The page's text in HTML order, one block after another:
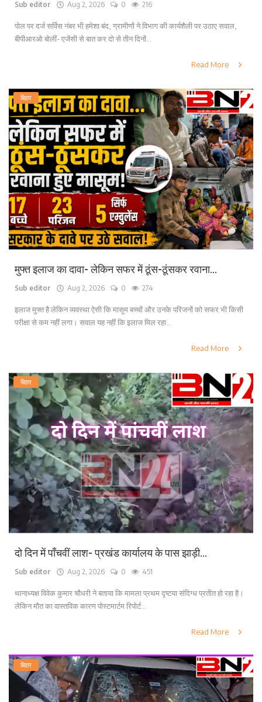
Sub editor Aug 2, 2026 0 216
पोल पर दर्ज सर्विस नंबर भी हमेशा बंद, ग्रामीणों ने विभाग की कार्यशैली पर उठाए सवाल,
बीपीआरओ बोलीं- एजेंसी से बात कर दो से तीन दिनों...
Read More
बिहार
मुफ्त इलाज का दावा- लेकिन सफर में ठूंस-ठूंसकर रवाना...
Sub editor Aug 2, 2026 0 274
इलाज मुफ्त है लेकिन व्यवस्था ऐसी कि मासूम बच्चों और उनके परिजनों को सफर भी किसी
परीक्षा से कम नहीं लगा। सवाल यह नहीं कि इलाज मिल रहा...
Read More
बिहार
दो दिन में पाँचवीं लाश- प्रखंड कार्यालय के पास झाड़ी...
Sub editor Aug 2, 2026 0 451
थानाध्यक्ष विवेक कुमार चौधरी ने बताया कि मामला प्रथम दृष्टया संदिग्ध प्रतीत हो रहा है।
लेकिन मौत का वास्तविक कारण पोस्टमार्टम रिपोर्ट...
Read More
बिहार